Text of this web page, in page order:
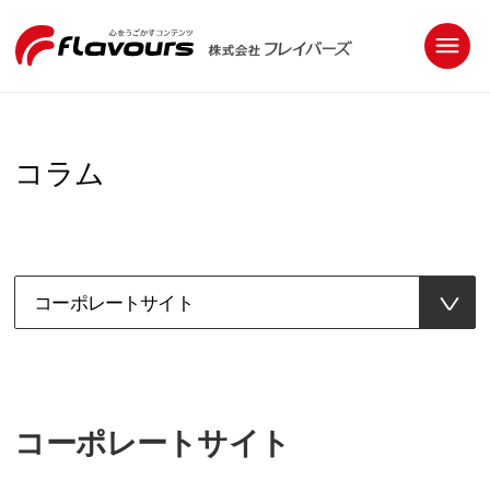
コラム
コーポレートサイト